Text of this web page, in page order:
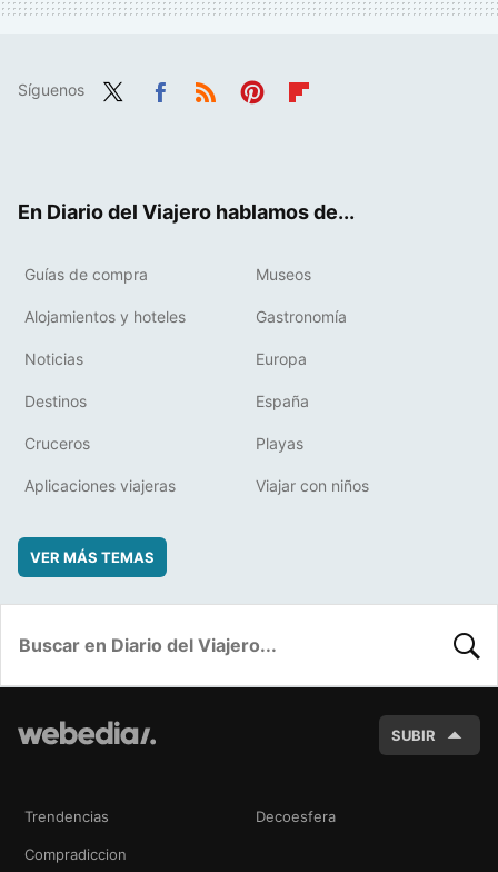
Síguenos
En Diario del Viajero hablamos de...
Guías de compra Museos
Alojamientos y hoteles Gastronomía
Noticias Europa
Destinos España
Cruceros Playas
Aplicaciones viajeras Viajar con niños
VER MÁS TEMAS
SUBIR
Trendencias Decoesfera
Compradiccion